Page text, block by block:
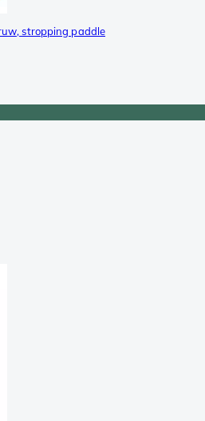
stropping paddle